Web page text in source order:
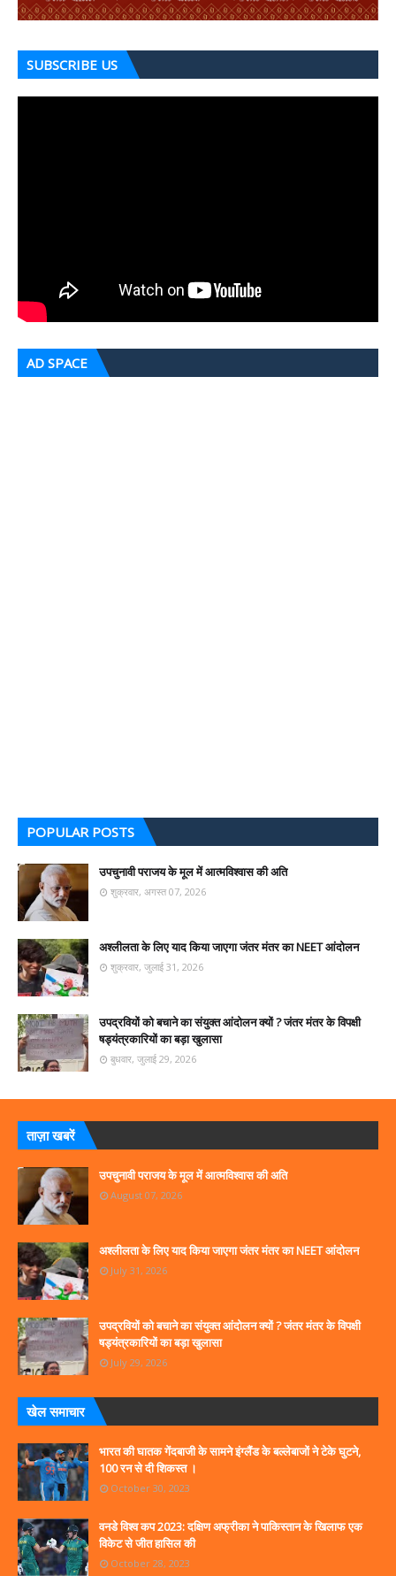
SUBSCRIBE US
AD SPACE
POPULAR POSTS
उपचुनावी पराजय के मूल में आत्मविश्वास की अति
शुक्रवार, अगस्त 07, 2026
अश्लीलता के लिए याद किया जाएगा जंतर मंतर का NEET आंदोलन
शुक्रवार, जुलाई 31, 2026
उपद्रवियों को बचाने का संयुक्त आंदोलन क्यों ? जंतर मंतर के विपक्षी
षड्यंत्रकारियों का बड़ा खुलासा
बुधवार, जुलाई 29, 2026
ताज़ा खबरें
उपचुनावी पराजय के मूल में आत्मविश्वास की अति
August 07, 2026
अश्लीलता के लिए याद किया जाएगा जंतर मंतर का NEET आंदोलन
July 31, 2026
उपद्रवियों को बचाने का संयुक्त आंदोलन क्यों ? जंतर मंतर के विपक्षी
षड्यंत्रकारियों का बड़ा खुलासा
July 29, 2026
खेल समाचार
भारत की घातक गेंदबाजी के सामने इंग्लैंड के बल्लेबाजों ने टेके घुटने,
100 रन से दी शिकस्त ।
October 30, 2023
वनडे विश्व कप 2023: दक्षिण अफ्रीका ने पाकिस्तान के खिलाफ एक
विकेट से जीत हासिल की
October 28, 2023